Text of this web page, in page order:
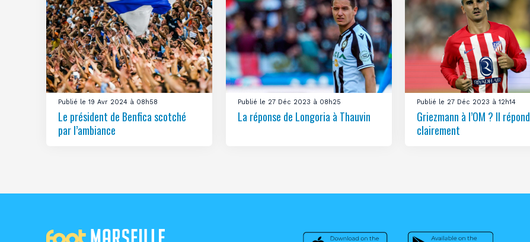
Publié le 19 Avr 2024 à 08h58
Le président de Benfica scotché
par l’ambiance
Publié le 27 Déc 2023 à 08h25
La réponse de Longoria à Thauvin
Publié le 27 Déc 2023 à 12h14
Griezmann à l’OM ? Il répond
clairement